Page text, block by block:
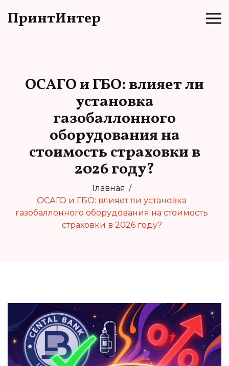
ПринтИнтер
ОСАГО и ГБО: влияет ли
установка
газобаллонного
оборудования на
стоимость страховки в
2026 году?
Главная
ОСАГО и ГБО: влияет ли установка
газобаллонного оборудования на стоимость
страховки в 2026 году?